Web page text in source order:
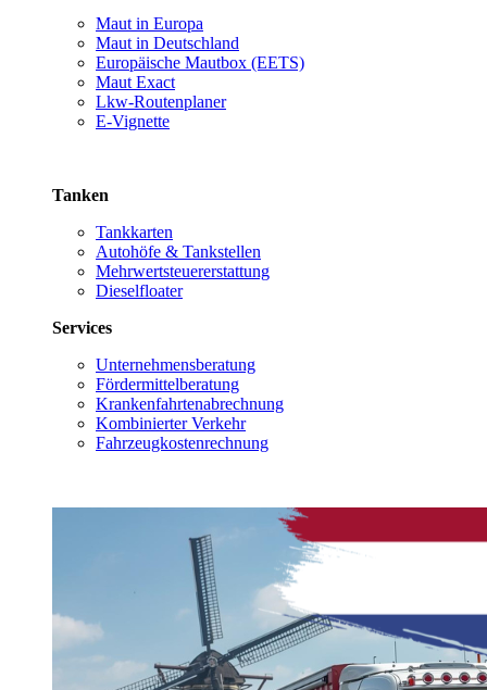
Maut in Europa
Maut in Deutschland
Europäische Mautbox (EETS)
Maut Exact
Lkw-Routenplaner
E-Vignette
Tanken
Tankkarten
Autohöfe & Tankstellen
Mehrwertsteuererstattung
Dieselfloater
Services
Unternehmensberatung
Fördermittelberatung
Krankenfahrtenabrechnung
Kombinierter Verkehr
Fahrzeugkostenrechnung